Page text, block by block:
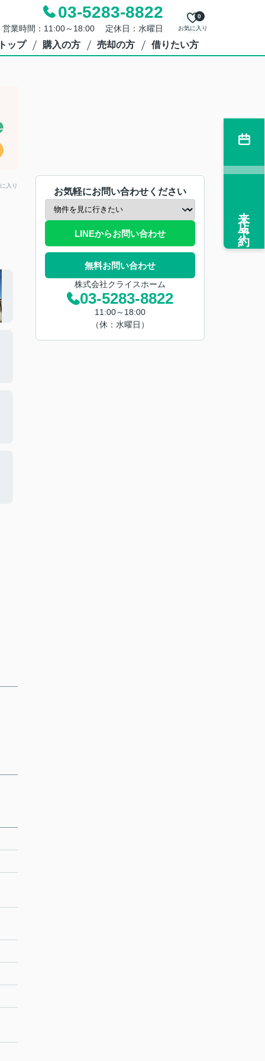
03-5283-8822
営業時間：11:00～18:00 定休日：水曜日 お気に入り
0
ップ 購入の方 売却の方 借りたい方
入り
お気軽にお問い合わせください
LINEからお問い合わせ
無料お問い合わせ
株式会社クライスホーム
03-5283-8822
11:00～18:00
（休：水曜日）
来店予約